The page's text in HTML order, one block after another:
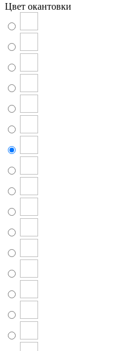
Цвет окантовки